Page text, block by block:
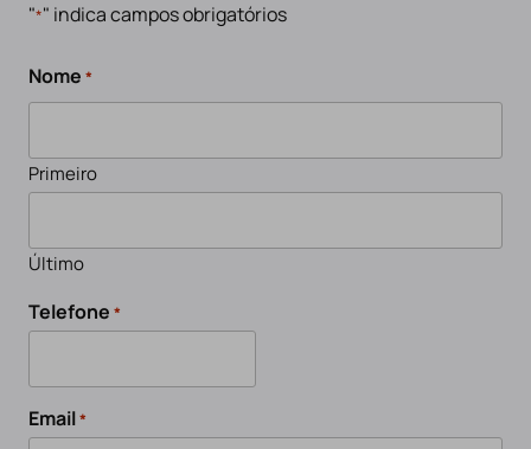
"*" indica campos obrigatórios
Nome *
Primeiro
Último
Telefone *
Email*